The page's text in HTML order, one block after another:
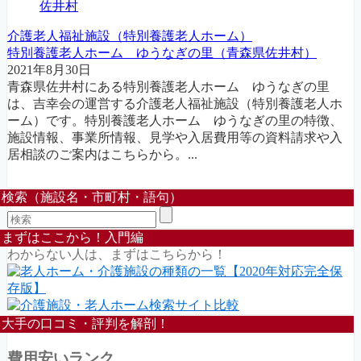
佐井村
介護老人福祉施設（特別養護老人ホーム）
特別養護老人ホーム ゆうなぎの里（青森県佐井村）
2021年8月30日
青森県佐井村にある特別養護老人ホーム ゆうなぎの里
は、吉幸会の運営する介護老人福祉施設（特別養護老人ホ
ーム）です。特別養護老人ホーム ゆうなぎの里の特徴、
施設情報、事業所情報、見学や入居費用等の資料請求や入
居相談のご案内はこちらから。...
検索（施設名・市町村・語句）
まずはここから！入門編
わからない人は、まずはこちらから！
大手の口コミ・評判を解剖！